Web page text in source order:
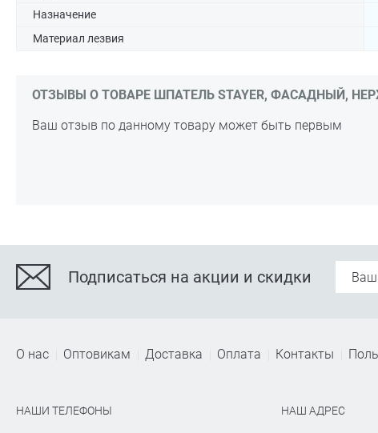
Назначение
Материал лезвия
ОТЗЫВЫ О ТОВАРЕ ШПАТЕЛЬ STAYER, ФАСАДНЫЙ,
Ваш отзыв по данному товару может быть первым
Подписаться на акции и скидки
О нас Оптовикам Доставка Оплата Контакты
НАШИ ТЕЛЕФОНЫ НАШ АДРЕС